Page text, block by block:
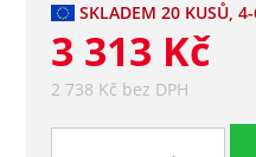
SKLADEM 20 KUSŮ,
3 313 Kč
2 738 Kč bez DPH